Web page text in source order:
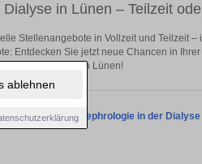
ablehnen
in Lünen – Teilzeit
Stellenangebote in Vollzeit und Teilzeit –
Entdecken Sie jetzt neue Chancen in
Dialyse-Stellen in Lünen!
(m/w/d) für die Nephrologie in der